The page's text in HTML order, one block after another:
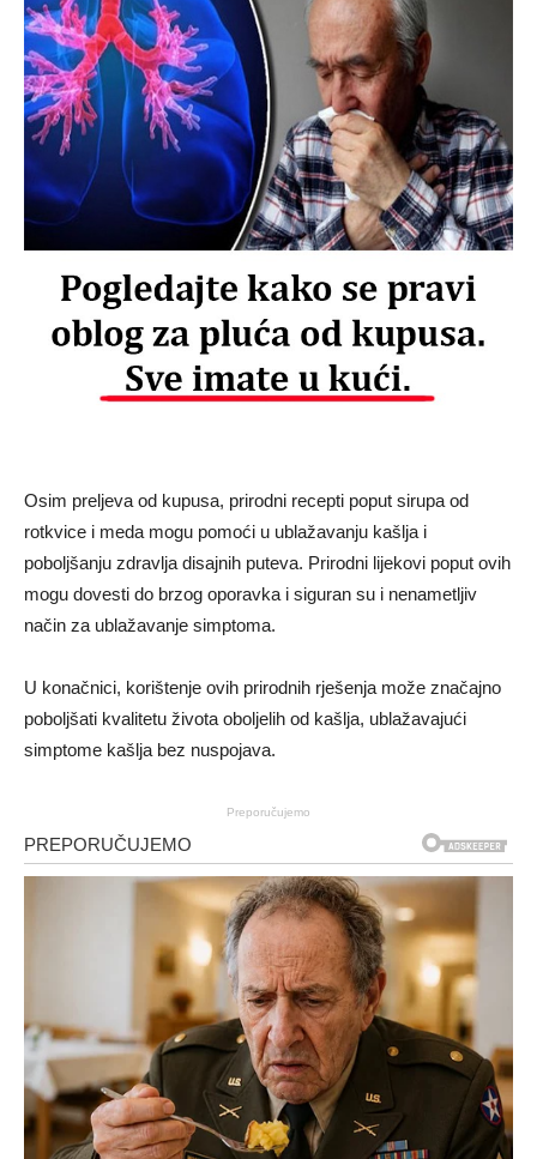
Osim preljeva od kupusa, prirodni recepti poput sirupa od
rotkvice i meda mogu pomoći u ublažavanju kašlja i
poboljšanju zdravlja disajnih puteva. Prirodni lijekovi poput ovih
mogu dovesti do brzog oporavka i siguran su i nenametljiv
način za ublažavanje simptoma.
U konačnici, korištenje ovih prirodnih rješenja može značajno
poboljšati kvalitetu života oboljelih od kašlja, ublažavajući
simptome kašlja bez nuspojava.
Preporučujemo